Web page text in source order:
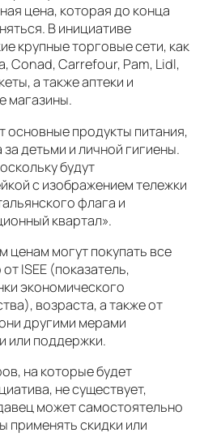
цена, которая до конца
В инициативе
крупные торговые сети, как
Conad, Carrefour, Pam, Lidl,
а также аптеки и
магазины.
основные продукты питания,
детьми и личной гигиены.
будут
с изображением тележки
флага и
квартал».
ценам могут покупать все
ISEE (показатель,
экономического
возраста, а также от
другими мерами
или поддержки.
на которые будет
не существует,
может самостоятельно
применять скидки или